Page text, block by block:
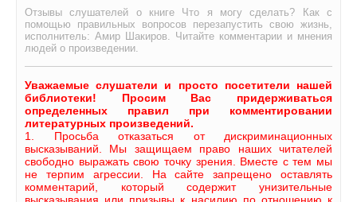
Отзывы слушателей о книге Что я могу сделать? Как с
помощью правильных вопросов перезапустить свою жизнь,
исполнитель: Амир Шакиров. Читайте комментарии и мнения
людей о произведении.
Уважаемые слушатели и просто посетители нашей
библиотеки! Просим Вас придерживаться
определенных правил при комментировании
литературных произведений.
1. Просьба отказаться от дискриминационных
высказываний. Мы защищаем право наших читателей
свободно выражать свою точку зрения. Вместе с тем мы
не терпим агрессии. На сайте запрещено оставлять
комментарий, который содержит унизительные
высказывания или призывы к насилию по отношению к